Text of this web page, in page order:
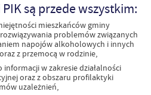
są przede wszystkim:
mieszkańców gminy
problemów związanych
napojów alkoholowych i innych
z przemocą w rodzinie,
w zakresie działalności
oraz z obszaru profilaktyki
uzależnień,